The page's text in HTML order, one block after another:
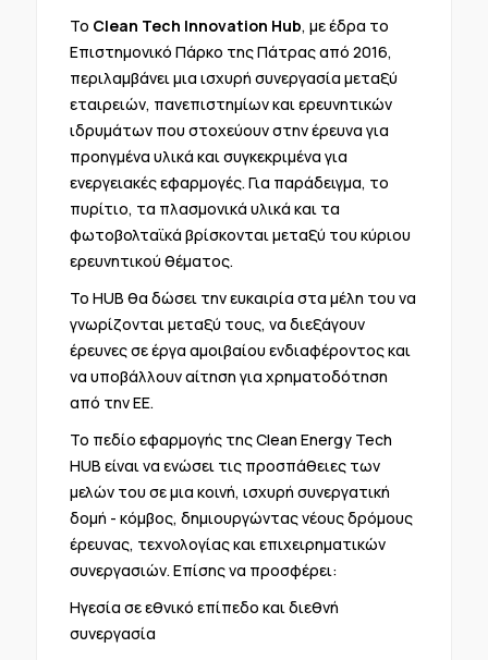
Το Clean Tech Innovation Hub, με έδρα το
Επιστημονικό Πάρκο της Πάτρας από 2016,
περιλαμβάνει μια ισχυρή συνεργασία μεταξύ
εταιρειών, πανεπιστημίων και ερευνητικών
ιδρυμάτων που στοχεύουν στην έρευνα για
προηγμένα υλικά και συγκεκριμένα για
ενεργειακές εφαρμογές. Για παράδειγμα, το
πυρίτιο, τα πλασμονικά υλικά και τα
φωτοβολταϊκά βρίσκονται μεταξύ του κύριου
ερευνητικού θέματος.
Το HUB θα δώσει την ευκαιρία στα μέλη του να
γνωρίζονται μεταξύ τους, να διεξάγουν
έρευνες σε έργα αμοιβαίου ενδιαφέροντος και
να υποβάλλουν αίτηση για χρηματοδότηση
από την ΕΕ.
Το πεδίο εφαρμογής της Clean Energy Tech
HUB είναι να ενώσει τις προσπάθειες των
μελών του σε μια κοινή, ισχυρή συνεργατική
δομή - κόμβος, δημιουργώντας νέους δρόμους
έρευνας, τεχνολογίας και επιχειρηματικών
συνεργασιών. Επίσης να προσφέρει:
Ηγεσία σε εθνικό επίπεδο και διεθνή
συνεργασία